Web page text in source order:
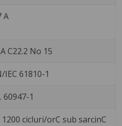
A
C22.2 No 15
IEC 61810-1
60947-1
1200 cicluri/orC sub sarcinC